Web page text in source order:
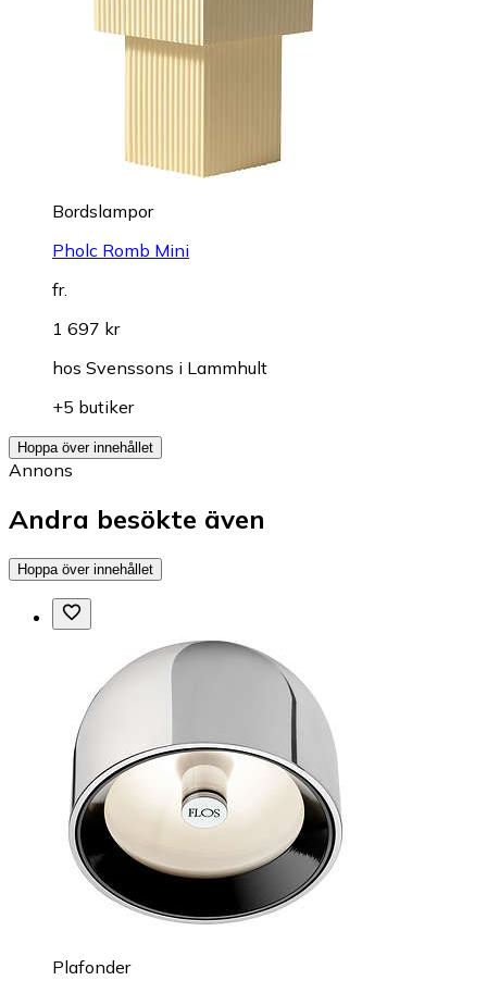
Bordslampor
Pholc Romb Mini
fr.
1 697 kr
hos Svenssons i Lammhult
+5 butiker
Hoppa över innehållet
Annons
Andra besökte även
Hoppa över innehållet
Plafonder